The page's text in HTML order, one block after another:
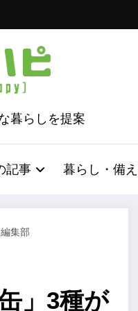
暮らしを提案
記事 暮らし・備え
編集部
」3種が